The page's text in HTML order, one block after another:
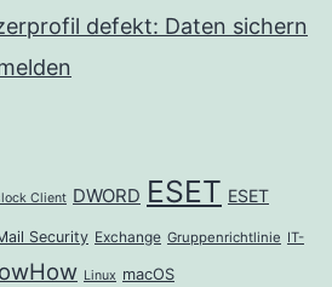
defekt: Daten sichern
Client DWORD ESET ESET
Security Exchange Gruppenrichtlinie IT-
Linux macOS